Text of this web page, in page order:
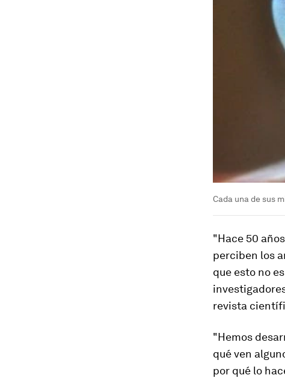
Cada una de sus
"Hace 50
perciben los
que esto no
revista
"Hemos
qué ven
por qué lo